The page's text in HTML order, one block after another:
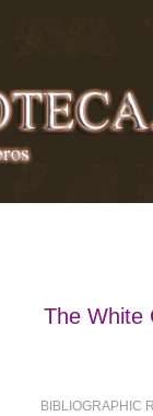
The White
BIBLIOGRAPHIC